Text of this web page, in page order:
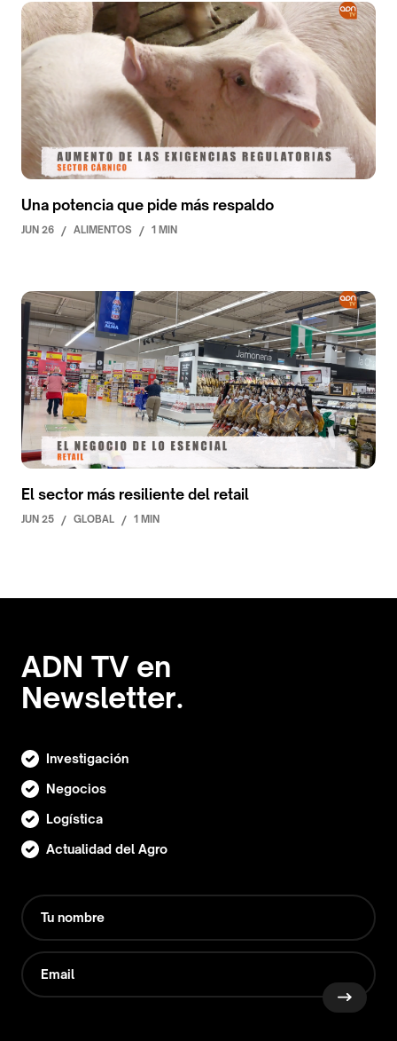
Una potencia que pide más respaldo
JUN 26 / ALIMENTOS / 1 MIN
El sector más resiliente del retail
JUN 25 / GLOBAL / 1 MIN
ADN TV en
Newsletter.
Investigación
Negocios
Logística
Actualidad del Agro